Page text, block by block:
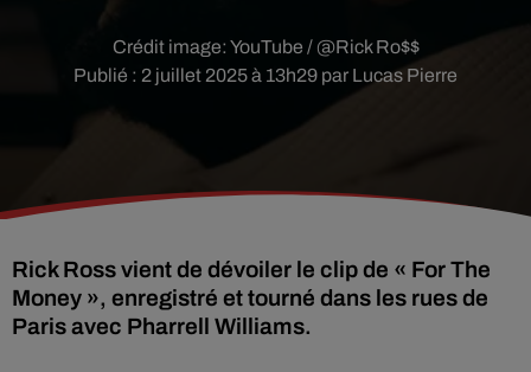
Publié : 2 juillet 2025 à 13h29 par Lucas Pierre
Crédit image: YouTube / @Rick Ro$$
Rick Ross vient de dévoiler le clip de « For The
Money », enregistré et tourné dans les rues de
Paris avec Pharrell Williams.